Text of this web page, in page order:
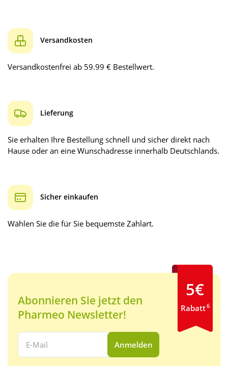
Versandkosten
Versandkostenfrei ab 59.99 € Bestellwert.
Lieferung
Sie erhalten Ihre Bestellung schnell und sicher direkt nach
Hause oder an eine Wunschadresse innerhalb Deutschlands.
Sicher einkaufen
Wählen Sie die für Sie bequemste Zahlart.
Abonnieren Sie jetzt den
Pharmeo Newsletter!
Ihre E-Mail Adresse:
Anmelden
5€
Rabatt6